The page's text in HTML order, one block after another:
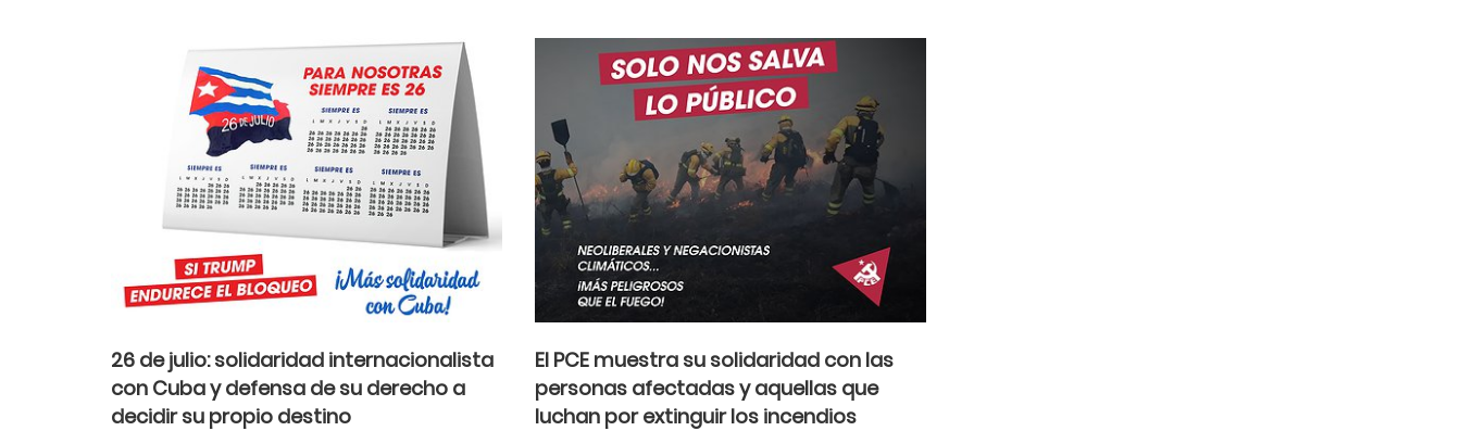
26 de julio: solidaridad internacionalista
con Cuba y defensa de su derecho a
decidir su propio destino
El PCE muestra su solidaridad con las
personas afectadas y aquellas que
luchan por extinguir los incendios